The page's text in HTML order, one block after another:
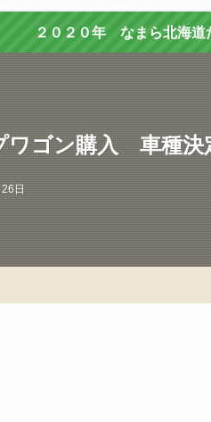
２０２０年 なまら北海道
ゴン購入 車種決
日